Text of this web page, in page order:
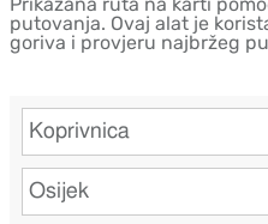
putovanja. Ovaj alat je
goriva i provjeru najbržeg